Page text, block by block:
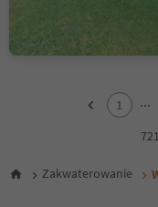
6
1 ...
Zakwaterowanie